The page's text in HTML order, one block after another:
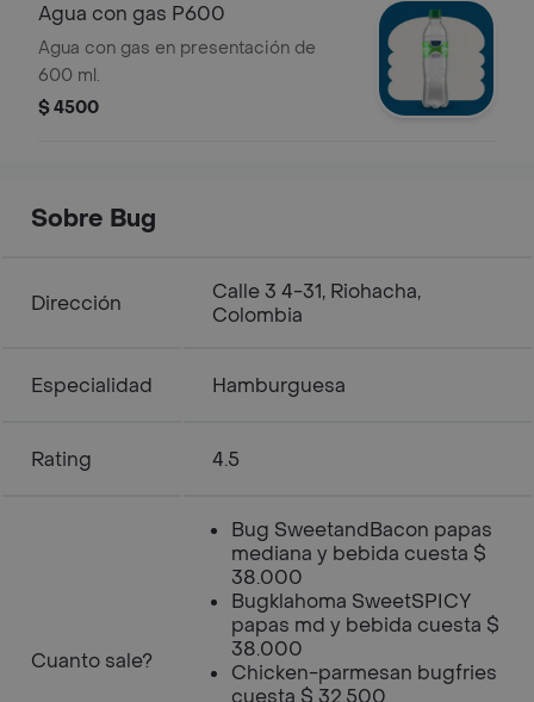
Agua con gas P600
Agua con gas en presentación de
600 ml.
$ 4500
Sobre Bug
Dirección
Calle 3 4-31, Riohacha,
Colombia
Especialidad Hamburguesa
Rating 4.5
Cuanto sale?
Bug SweetandBacon papas
mediana y bebida cuesta $
38.000
Bugklahoma SweetSPICY
papas md y bebida cuesta $
38.000
Chicken-parmesan bugfries
cuesta $ 32.500